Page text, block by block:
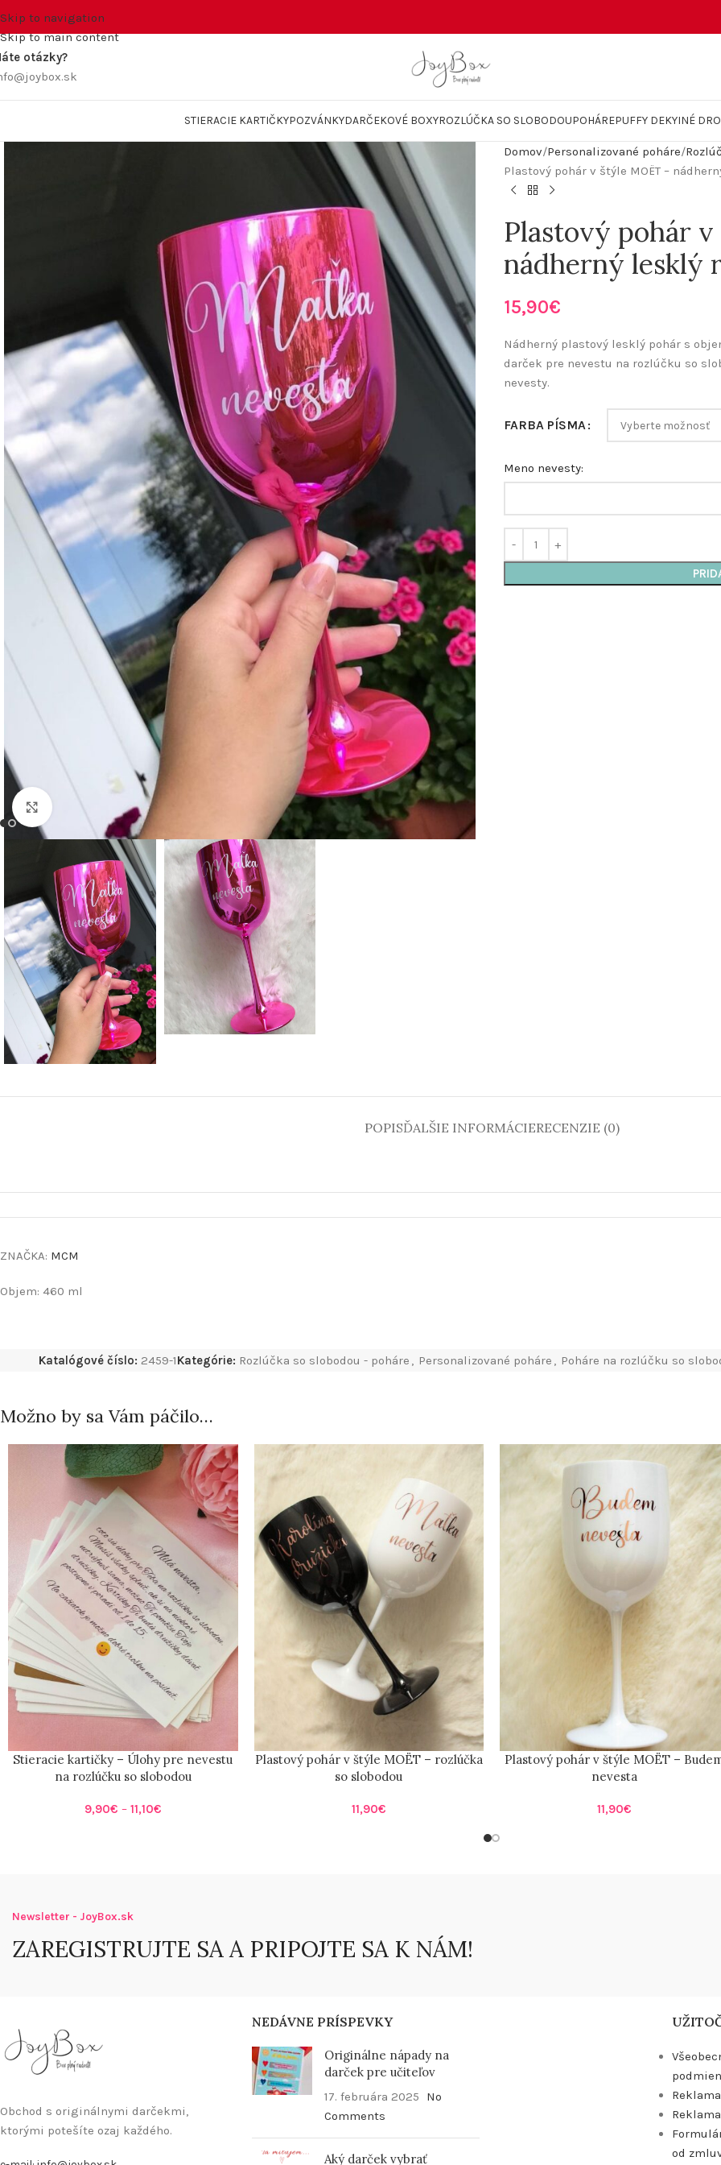
Skip to navigation
Skip to main content
otázky?
STIERACIE KARTIČKYPOZVÁNKYDARČEKOVÉ BOXYROZLÚČKA SO SLOBODOUPOHÁREPUFFY DEKYINÉ
Click to enlarge
Domov Personalizované poháre
Plastový pohár v štýle MOËT –
Plastový pohár
nádherný lesklý
15,90€
Nádherný plastový lesklý pohár s
darček pre nevestu na rozlúčku so
nevesty.
FARBA PÍSMA
Meno nevesty:
POPISĎALŠIE INFORMÁCIERECENZIE (0)
ZNAČKA: MCM
Objem: 460 ml
Katalógové číslo: 2459-1Kategórie: Rozlúčka so slobodou - poháre , Personalizované poháre , Poháre na rozlúčku so
Možno by sa Vám páčilo…
Stieracie kartičky – Úlohy pre nevestu
na rozlúčku so slobodou
9,90€ – 11,10€
Plastový pohár v štýle MOËT – rozlúčka
so slobodou
11,90€
Plastový pohár v štýle MOËT –
nevesta
11,90€
Newsletter - JoyBox.sk
ZAREGISTRUJTE SA A PRIPOJTE SA K NÁM!
Obchod s originálnymi darčekmi,
ktorými potešíte ozaj každého.
NEDÁVNE PRÍSPEVKY
Originálne nápady na
darček pre učiteľov
17. februára 2025
No
Comments
Aký darček vybrať
od